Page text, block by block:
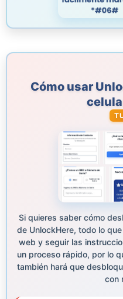
Cómo usar
Si quieres saber cómo
de UnlockHere, todo lo
web y seguir las
un proceso rápido, por lo
también hará que
con